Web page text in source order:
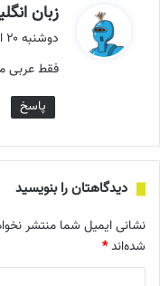
زبان
دوشنبه ۲۰ اسفند ۱۴۰۳ در ۲۰:۵۱
فقط عربی
پاسخ
دیدگاهتان را بنویسید
نشانی ایمیل شما منتشر
شده‌اند*